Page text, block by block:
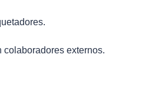
externos.